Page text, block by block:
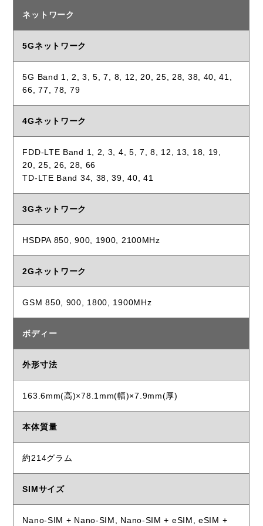
ネットワーク
5Gネットワーク
5G Band 1, 2, 3, 5, 7, 8, 12, 20, 25, 28, 38, 40, 41,
66, 77, 78, 79
4Gネットワーク
FDD-LTE Band 1, 2, 3, 4, 5, 7, 8, 12, 13, 18, 19,
20, 25, 26, 28, 66
TD-LTE Band 34, 38, 39, 40, 41
3Gネットワーク
HSDPA 850, 900, 1900, 2100MHz
2Gネットワーク
GSM 850, 900, 1800, 1900MHz
ボディー
外形寸法
163.6mm(高)×78.1mm(幅)×7.9mm(厚)
本体質量
約214グラム
SIMサイズ
Nano-SIM + Nano-SIM, Nano-SIM + eSIM, eSIM +